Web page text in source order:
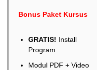
Bonus Paket Kursus
GRATIS! Install
Program
Modul PDF + Video